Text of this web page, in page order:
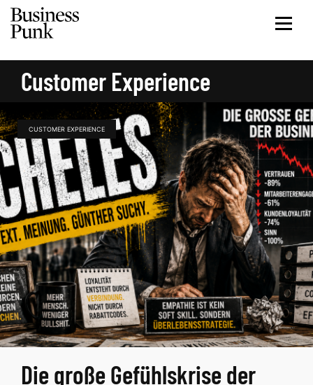
Customer Experience
CUSTOMER EXPERIENCE
Die große Gefühlskrise der